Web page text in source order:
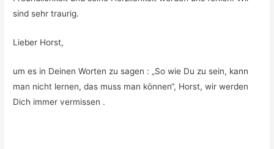
sind sehr traurig.
Lieber Horst,
um es in Deinen Worten zu sagen : „So wie Du zu sein, kann
man nicht lernen, das muss man können“, Horst, wir werden
Dich immer vermissen .